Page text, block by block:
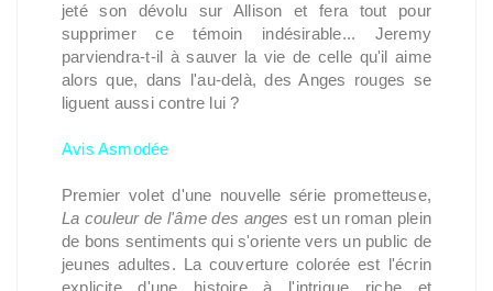
jeté son dévolu sur Allison et fera tout pour
supprimer ce témoin indésirable... Jeremy
parviendra-t-il à sauver la vie de celle qu'il aime
alors que, dans l'au-delà, des Anges rouges se
liguent aussi contre lui ?
Avis Asmodée
Premier volet d'une nouvelle série prometteuse,
La couleur de l'âme des anges est un roman plein
de bons sentiments qui s'oriente vers un public de
jeunes adultes. La couverture colorée est l'écrin
explicite d'une histoire à l'intrigue riche et